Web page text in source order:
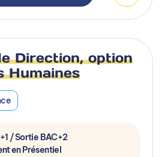
Direction, option
Humaines
/ Sortie BAC+2
en Présentiel